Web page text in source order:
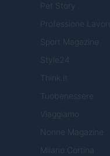
Pet Story
Professione Lavoro
Sport Magazine
Style24
Think.it
Tuobenessere
Viaggiamo
Nonne Magazine
Milano Cortina